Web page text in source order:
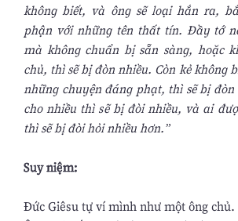
không biết, và ông sẽ loại hắn ra,
phận với những tên thất tín. Ðầy tớ
mà không chuẩn bị sẵn sàng, hoặc
chủ, thì sẽ bị đòn nhiều. Còn kẻ không
những chuyện đáng phạt, thì sẽ bị
cho nhiều thì sẽ bị đòi nhiều, và ai
thì sẽ bị đòi hỏi nhiều hơn.”
Suy niệm:
Ðức Giêsu tự ví mình như một ông chủ.